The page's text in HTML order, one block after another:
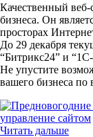
Качественный
бизнеса. Он
просторах
До 29 декабря
“Битрикс24” и
Не упустите
вашего бизнеса
Читать дальше